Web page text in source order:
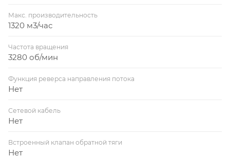
Макс. производительность
1320 м3/час
Частота вращения
3280 об/мин
Функция реверса направления потока
Нет
Сетевой кабель
Нет
Встроенный клапан обратной тяги
Нет